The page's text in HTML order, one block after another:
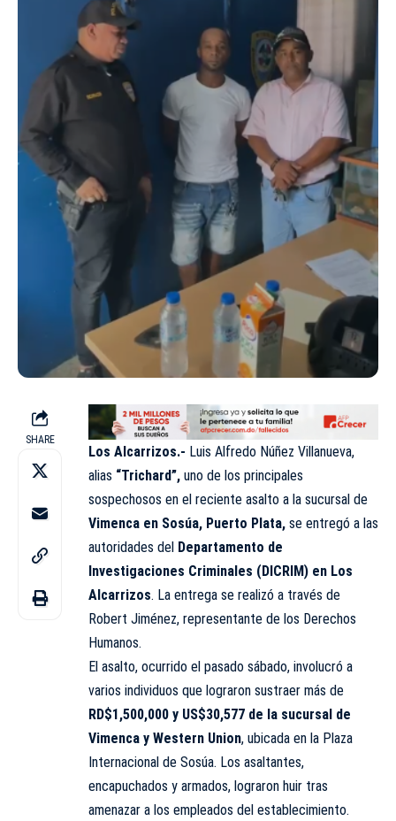
SHARE
Los Alcarrizos.- Luis Alfredo Núñez Villanueva,
alias “Trichard”, uno de los principales
sospechosos en el reciente asalto a la sucursal de
Vimenca en Sosúa, Puerto Plata, se entregó a las
autoridades del Departamento de
Investigaciones Criminales (DICRIM) en Los
Alcarrizos. La entrega se realizó a través de
Robert Jiménez, representante de los Derechos
Humanos.
El asalto, ocurrido el pasado sábado, involucró a
varios individuos que lograron sustraer más de
RD$1,500,000 y US$30,577 de la sucursal de
Vimenca y Western Union, ubicada en la Plaza
Internacional de Sosúa. Los asaltantes,
encapuchados y armados, lograron huir tras
amenazar a los empleados del establecimiento.